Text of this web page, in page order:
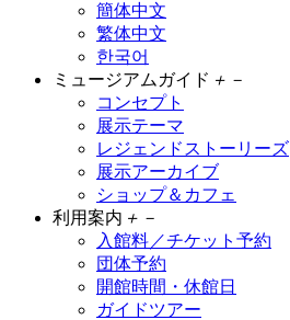
簡体中文
繁体中文
한국어
ミュージアムガイド ＋ －
コンセプト
展示テーマ
レジェンドストーリーズ
展示アーカイブ
ショップ＆カフェ
利用案内 ＋ －
入館料／チケット予約
団体予約
開館時間・休館日
ガイドツアー